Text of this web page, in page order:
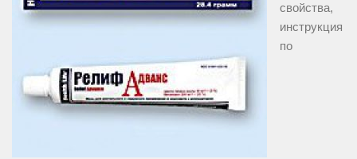
свойства,
инструкция
по